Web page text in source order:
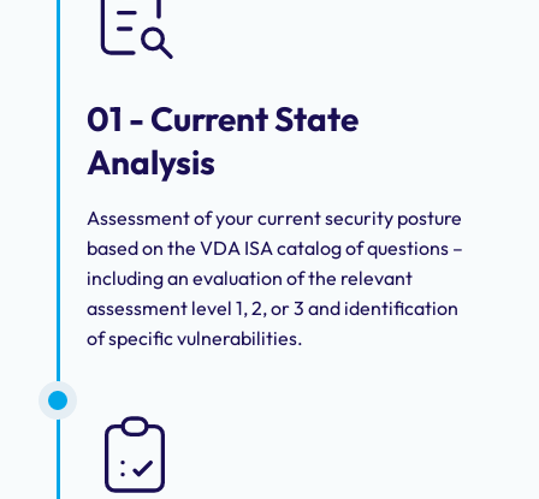
01 - Current State
Analysis
Assessment of your current security posture
based on the VDA ISA catalog of questions –
including an evaluation of the relevant
assessment level 1, 2, or 3 and identification
of specific vulnerabilities.